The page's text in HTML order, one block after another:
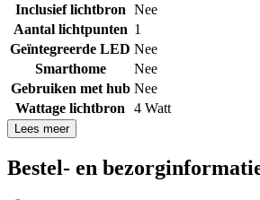
Inclusief lichtbron Nee
Aantal lichtpunten 1
Geïntegreerde LED Nee
Smarthome
Nee
Gebruiken met hub Nee
Wattage lichtbron
4 Watt
Lees meer
Bestel- en